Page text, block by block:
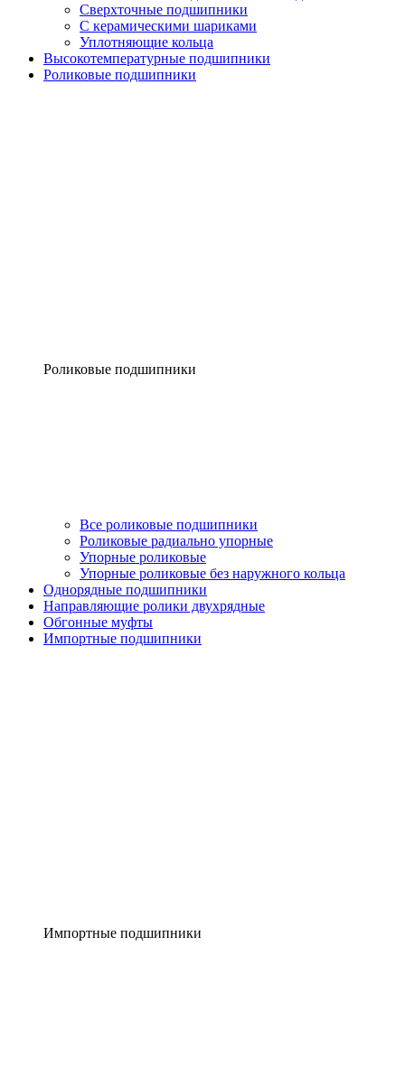
Сверхточные подшипники
С керамическими шариками
Уплотняющие кольца
Высокотемпературные подшипники
Роликовые подшипники
Роликовые подшипники
Все роликовые подшипники
Роликовые радиально упорные
Упорные роликовые
Упорные роликовые без наружного кольца
Однорядные подшипники
Направляющие ролики двухрядные
Обгонные муфты
Импортные подшипники
Импортные подшипники